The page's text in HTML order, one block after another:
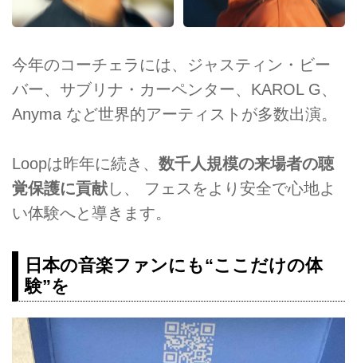
今年のコーチェラには、ジャスティン・ビー
バー、サブリナ・カーペンター、KAROL G、
Anyma など世界的アーティストが多数出演。
Loopは昨年に続き、 数千人規模の来場者の聴
覚保護に貢献し、 フェスをより安全で心地よ
い体験へと導きます。
日本の音楽ファンにも“ここだけの体
験”を